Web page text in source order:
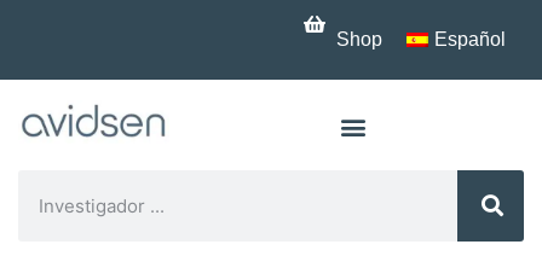
Shop Español